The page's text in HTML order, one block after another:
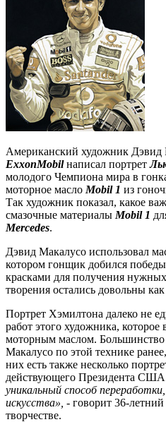
Американский художник Дэвид
ExxonMobilнаписал портрет
молодого Чемпиона мира в
моторное масло Mobil 1 из
Так художник показал, какое
смазочные материалы Mobil 1
Mercedes.
Дэвид Макалусо использовал
котором гонщик добился
красками для получения нужных
творения остались довольны
Портрет Хэмилтона далеко не
работ этого художника,
моторным маслом.
Макалусо по этой технике
них есть также несколько
действующего Президента
уникальный способ
искусства», - говорит 36-
творчестве.